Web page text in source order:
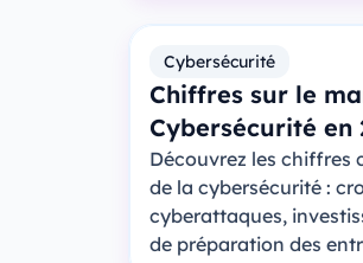
Cybersécurité
Chiffres sur le
Cybersécurité en
Découvrez les chiffres
de la cybersécurité :
cyberattaques,
de préparation des